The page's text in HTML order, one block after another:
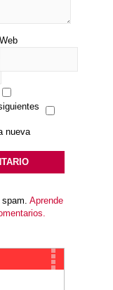
Web
nueva
Aprende